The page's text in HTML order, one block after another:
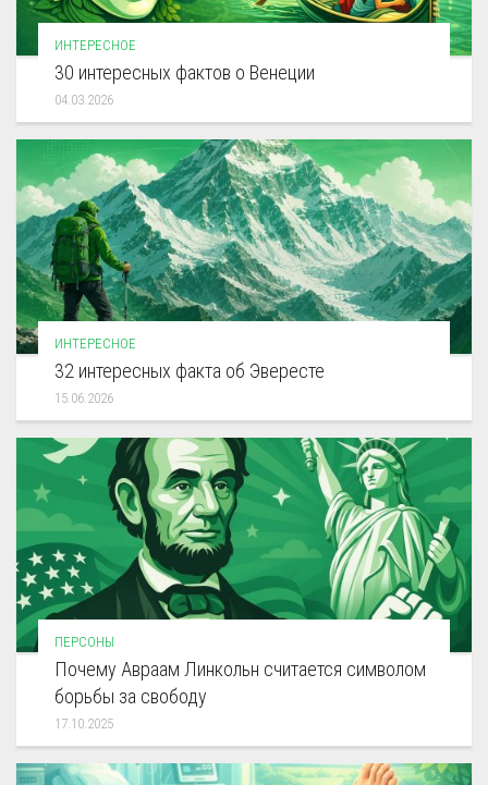
ИНТЕРЕСНОЕ
30 интересных фактов о Венеции
04.03.2026
ИНТЕРЕСНОЕ
32 интересных факта об Эвересте
15.06.2026
ПЕРСОНЫ
Почему Авраам Линкольн считается символом
борьбы за свободу
17.10.2025